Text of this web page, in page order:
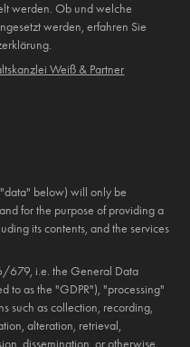
werden. Ob und welche
werden, erfahren Sie
Weiß & Partner
below) will only be
for the purpose of providing a
its contents, and the services
679, i.e. the General Data
to as the "GDPR"), "processing"
such as collection, recording,
alteration, retrieval,
dissemination, or otherwise